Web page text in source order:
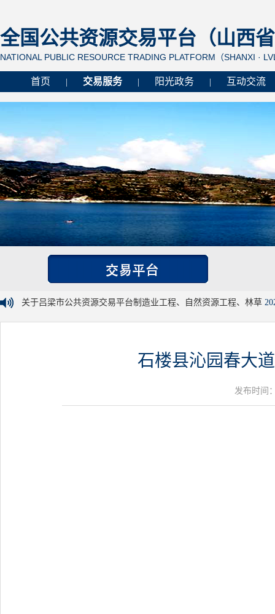
全国公共资源交易平台（山西
NATIONAL PUBLIC RESOURCE TRADING PLATFORM（SHANXI ·
首页 交易服务 阳光政务 互动交流
关于吕梁市公共资源交易平台制造业工程、自然资源工程、林草
石楼县沁园春大
发布时间